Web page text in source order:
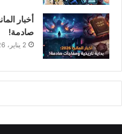
صادمة!
2 يناير، 2026